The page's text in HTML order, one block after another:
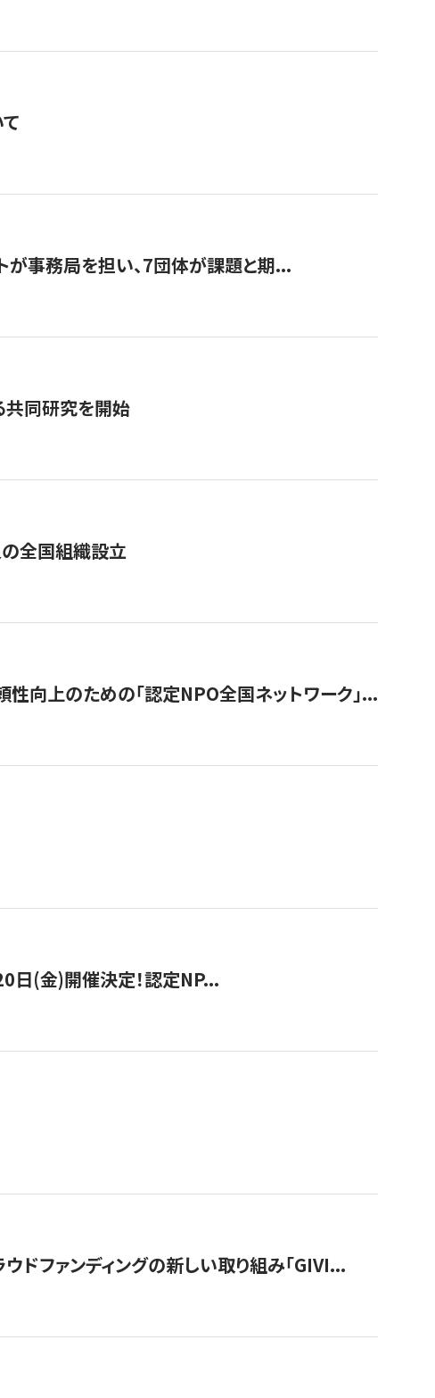
が事務局を担い、7団体が課題と期...
共同研究を開始
全国組織設立
向上のための「認定NPO全国ネットワーク」...
日(金)開催決定！認定NP...
ドファンディングの新しい取り組み「GIVI...